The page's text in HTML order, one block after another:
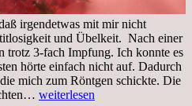
irgendetwas mit mir nicht
und Übelkeit. Nach einer
trotz 3-fach Impfung. Ich konnte es
hörte einfach nicht auf. Dadurch
mich zum Röntgen schickte. Die
Mittwoch,
weiterlesen